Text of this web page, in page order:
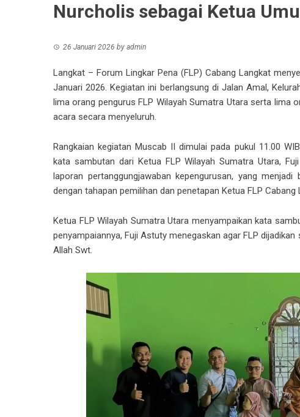
Nurcholis sebagai Ketua
26 Januari 2026 by admin
Langkat – Forum Lingkar Pena (FLP) Cabang Langkat
Januari 2026. Kegiatan ini berlangsung di Jalan Amal,
lima orang pengurus FLP Wilayah Sumatra Utara serta lima
acara secara menyeluruh.
Rangkaian kegiatan Muscab II dimulai pada pukul 11.00
kata sambutan dari Ketua FLP Wilayah Sumatra Utara,
laporan pertanggungjawaban kepengurusan, yang
dengan tahapan pemilihan dan penetapan Ketua FLP Cabang
Ketua FLP Wilayah Sumatra Utara menyampaikan kata
penyampaiannya, Fuji Astuty menegaskan agar FLP
Allah Swt.